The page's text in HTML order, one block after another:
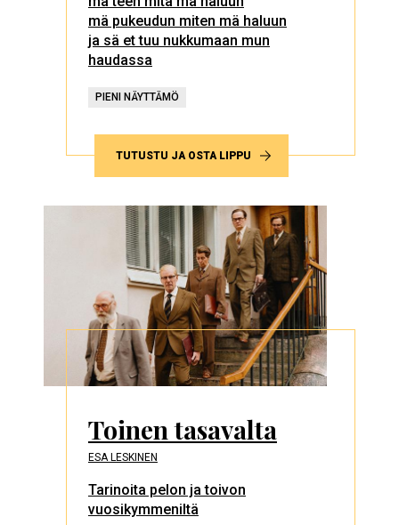
mä pukeudun miten mä haluun
ja sä et tuu nukkumaan mun
haudassa
PIENI NÄYTTÄMÖ
TUTUSTU JA OSTA LIPPU
Toinen tasavalta
ESA LESKINEN
Tarinoita pelon ja toivon
vuosikymmeniltä